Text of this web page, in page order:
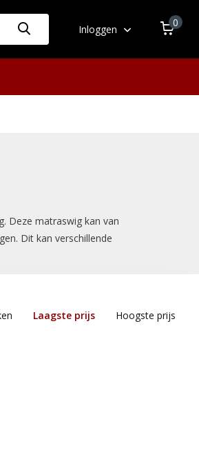
Inloggen
0
Deze matraswig kan van
Dit kan verschillende
Laagste prijs Hoogste prijs